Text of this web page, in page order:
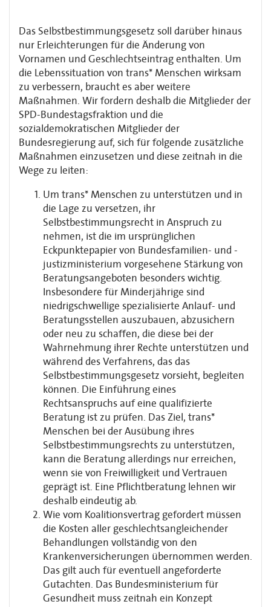
Das Selbstbestimmungsgesetz soll darüber hinaus
nur Erleichterungen für die Änderung von
Vornamen und Geschlechtseintrag enthalten. Um
die Lebenssituation von trans* Menschen wirksam
zu verbessern, braucht es aber weitere
Maßnahmen. Wir fordern deshalb die Mitglieder der
SPD-Bundestagsfraktion und die
sozialdemokratischen Mitglieder der
Bundesregierung auf, sich für folgende zusätzliche
Maßnahmen einzusetzen und diese zeitnah in die
Wege zu leiten:
Um trans* Menschen zu unterstützen und in
die Lage zu versetzen, ihr
Selbstbestimmungsrecht in Anspruch zu
nehmen, ist die im ursprünglichen
Eckpunktepapier von Bundesfamilien- und -
justizministerium vorgesehene Stärkung von
Beratungsangeboten besonders wichtig.
Insbesondere für Minderjährige sind
niedrigschwellige spezialisierte Anlauf- und
Beratungsstellen auszubauen, abzusichern
oder neu zu schaffen, die diese bei der
Wahrnehmung ihrer Rechte unterstützen und
während des Verfahrens, das das
Selbstbestimmungsgesetz vorsieht, begleiten
können. Die Einführung eines
Rechtsanspruchs auf eine qualifizierte
Beratung ist zu prüfen. Das Ziel, trans*
Menschen bei der Ausübung ihres
Selbstbestimmungsrechts zu unterstützen,
kann die Beratung allerdings nur erreichen,
wenn sie von Freiwilligkeit und Vertrauen
geprägt ist. Eine Pflichtberatung lehnen wir
deshalb eindeutig ab.
Wie vom Koalitionsvertrag gefordert müssen
die Kosten aller geschlechtsangleichender
Behandlungen vollständig von den
Krankenversicherungen übernommen werden.
Das gilt auch für eventuell angeforderte
Gutachten. Das Bundesministerium für
Gesundheit muss zeitnah ein Konzept